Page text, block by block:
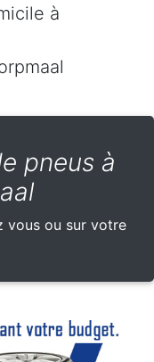
à
pneus à
vous ou sur votre